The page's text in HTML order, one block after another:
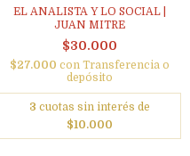
EL ANALISTA Y LO SOCIAL |
JUAN MITRE
$30.000
$27.000 con Transferencia o
depósito
3 cuotas sin interés de
$10.000